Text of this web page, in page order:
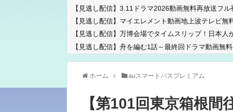
【見逃し配信】3.11ドラマ2026動画無料再放送フ
【見逃し配信】マイエレメント動画地上波テレビ
【見逃し配信】万博会場でタイムスリップ！日本
【見逃し配信】舟を編む1話～最終回ドラマ動画無
ホーム auスマートパスプレミアム
【第101回東京箱根